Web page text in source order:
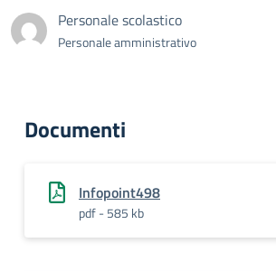
Personale scolastico
Personale amministrativo
Documenti
Infopoint498
pdf - 585 kb